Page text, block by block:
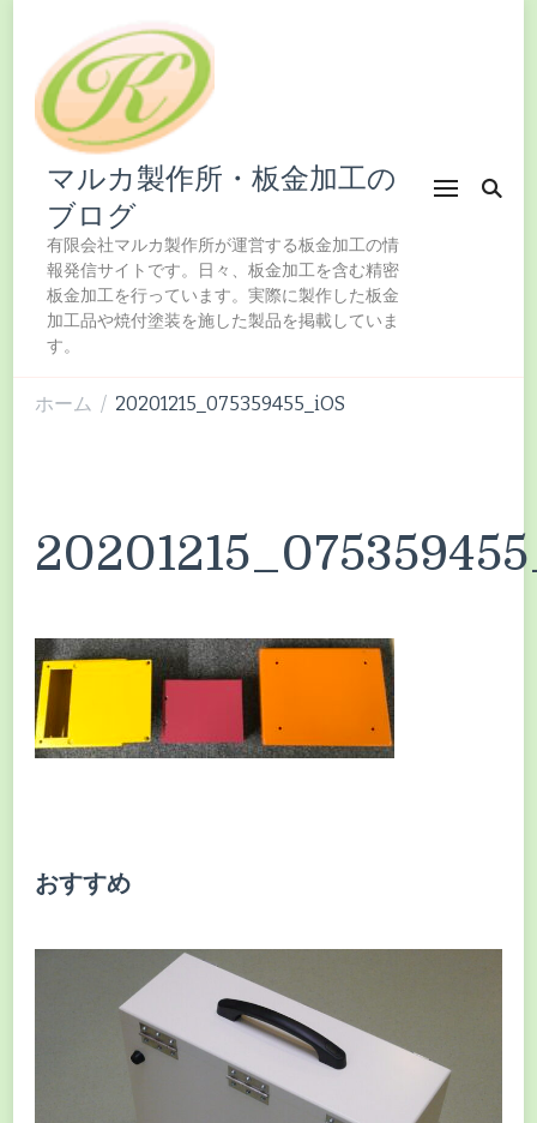
マルカ製作所・板金加工の
ブログ
有限会社マルカ製作所が運営する板金加工の情
報発信サイトです。日々、板金加工を含む精密
板金加工を行っています。実際に製作した板金
加工品や焼付塗装を施した製品を掲載していま
す。
ホーム / 20201215_075359455_iOS
おすすめ